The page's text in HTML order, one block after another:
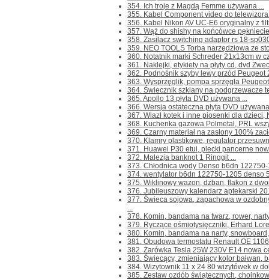
354. Ich troje z Magdą Femme używana ...
355. Kabel Component video do
356. Kabel Nikon AV UC-E6 oryginalny z
357. Wąż do shishy na końcówce
358. Zasilacz switching adaptor rs 18-
359. NEO TOOLS Torba narzędziowa ze
360. Notatnik marki Schreder 21x13cm w
361. Naklejki, etykiety na płyty cd, dvd
362. Podnośnik szyby lewy przód Peugeot
363. Wysprzęglik, pompa sprzęgła
364. Świecznik szklany na podgrzewacze
365. Apollo 13 płyta DVD używana ...
366. Wersja ostateczna płyta DVD
367. Wlazł kotek i inne piosenki dla dzieci,
368. Kuchenka gazowa Polmetal, PRL
369. Czarny materiał na zasłony 100%
370. Klamry plastikowe, regulator
371. Huawei P30 etui, plecki pancerne
372. Malezja banknot 1 Ringgit ...
373. Chłodnica wody Denso b6dn
374. wentylator b6dn 122750-1205 denso
375. Wiklinowy wazon, dzban, flakon z
376. Jubileuszowy kalendarz aptekarski
377. Świeca sojowa, zapachowa w
...
378. Komin, bandama na twarz, rower,
379. Ryczące ośmiotysięczniki, Erhard
380. Komin, bandama na narty,
381. Obudowa termostatu Renault OE
382. Żarówka Tesla 25W 230V E14 nowa
383. Świecący, zmieniający kolor bałwan,
384. Wizytownik 11 x 24 80 wizytówek w
385. Zestaw ozdób świątecznych,